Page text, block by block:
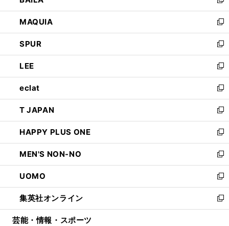
ン
ド
ウ
で
開
く
ウ
ィ
ン
ド
ウ
で
開
く
新
し
い
ウ
ィ
ン
ド
ウ
で
開
く
MAQUIA
新
し
い
ウ
ィ
ン
ド
ウ
で
開
く
SPUR
新
し
い
ウ
ィ
ン
ド
ウ
で
開
く
LEE
新
し
い
ウ
ィ
ン
ド
ウ
で
開
く
eclat
新
し
い
ウ
ィ
ン
ド
ウ
で
開
く
T JAPAN
新
し
い
ウ
ィ
ン
ド
ウ
で
開
HAPPY PLUS ONE
新
し
い
ウ
ィ
ン
ド
ウ
MEN'S NON-NO
新
し
い
ウ
ィ
ン
UOMO
新
し
い
ウ
集英社オンライン
新
し
芸能・情報・スポーツ